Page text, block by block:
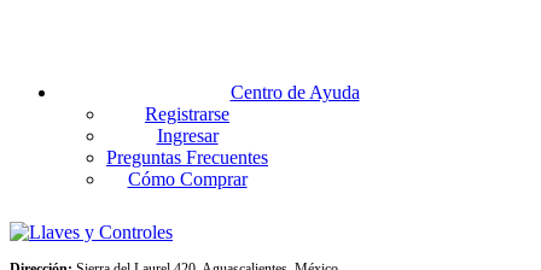
Centro de Ayuda
Registrarse
Ingresar
Preguntas Frecuentes
Cómo Comprar